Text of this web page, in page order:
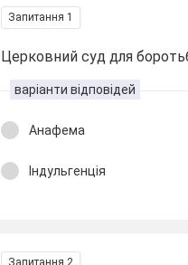
Запитання 1
Церковний суд для
варіанти відповідей
Анафема
Індульгенція
Запитання 2